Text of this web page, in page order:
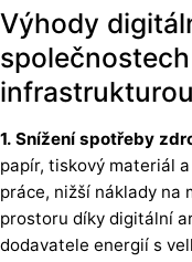
Výhody
1. Snížení spotřeby
papír, tiskový materiál
práce, nižší náklady na
prostoru díky digitální
dodavatele energií s